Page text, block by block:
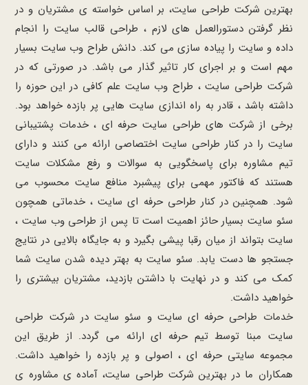
بهترین شرکت طراحی سایت، بر اساس خواسته ی مشتریان و در
نظر گرفتن دستورالعمل های لازم ، طراحی قالب سایت را انجام
داده و سایت را پیاده سازی می کند. دانش طراح وب سایت بسیار
مهم است و بر اجرای کار تاثیر گذار می باشد. در صورتی که در
شرکت طراحی سایت ، طراح وب سایت علم کافی در این حوزه را
داشته باشد ، قادر به راه اندازی سایت هایی پر بازده خواهد بود.
برخی از شرکت های طراحی سایت حرفه ای ، خدمات پشتیبانی
سایت را در کنار طراحی سایت اختصاصی ارائه می کنند و دارای
تیم مشاوره برای پاسخگویی به سوالات و رفع مشکلات سایت
هستند که فاکتور مهمی برای پیشبرد منافع سایت محسوب می
شود. همچنین در کنار طراحی حرفه ای سایت ، خدماتی همچون
سئو سایت بسیار حائز اهمیت است تا پس از طراحی وب سایت ،
سایت بتواند از میان رقبا پیشی بگیرد و به جایگاه بالایی در نتایج
جستجو ها دست یابد. سئو سایت به بهتر دیده شدن سایت شما
کمک می کند و در نهایت با داشتن بازدید، مشتریان بیشتری را
خواهید داشت.
خدمات طراحی حرفه ای سایت و سئو سایت در شرکت طراحی
سایت مبنا توسط تیم حرفه ای ارائه می گردد. از طریق این
مجموعه سایتی حرفه ای ، اصولی و پر بازده را خواهید داشت.
همکاران ما در بهترین شرکت طراحی سایت، آماده ی مشاوره ی